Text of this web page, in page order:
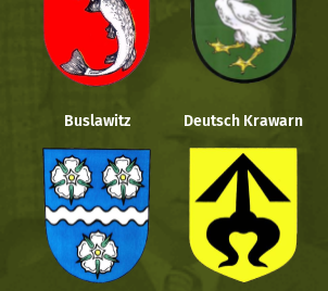
Buslawitz Deutsch Krawarn